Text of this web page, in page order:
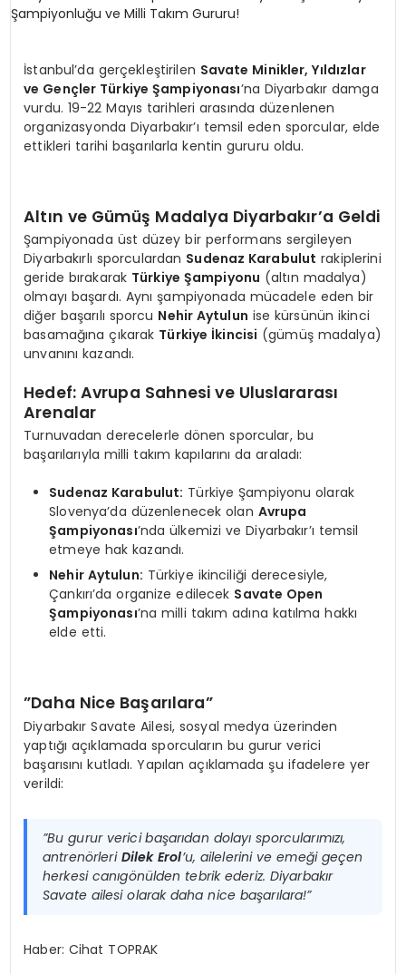
İstanbul’da gerçekleştirilen Savate Minikler, Yıldızlar
ve Gençler Türkiye Şampiyonası’na Diyarbakır damga
vurdu. 19-22 Mayıs tarihleri arasında düzenlenen
organizasyonda Diyarbakır’ı temsil eden sporcular, elde
ettikleri tarihi başarılarla kentin gururu oldu.
​Altın ve Gümüş Madalya Diyarbakır’a Geldi
​Şampiyonada üst düzey bir performans sergileyen
Diyarbakırlı sporculardan Sudenaz Karabulut rakiplerini
geride bırakarak Türkiye Şampiyonu (altın madalya)
olmayı başardı. Aynı şampiyonada mücadele eden bir
diğer başarılı sporcu Nehir Aytulun ise kürsünün ikinci
basamağına çıkarak Türkiye İkincisi (gümüş madalya)
unvanını kazandı.
​Hedef: Avrupa Sahnesi ve Uluslararası
Arenalar
​Turnuvadan derecelerle dönen sporcular, bu
başarılarıyla milli takım kapılarını da araladı:
Sudenaz Karabulut: Türkiye Şampiyonu olarak
Slovenya’da düzenlenecek olan Avrupa
Şampiyonası’nda ülkemizi ve Diyarbakır’ı temsil
etmeye hak kazandı.
Nehir Aytulun: Türkiye ikinciliği derecesiyle,
Çankırı’da organize edilecek Savate Open
Şampiyonası’na milli takım adına katılma hakkı
elde etti.
​”Daha Nice Başarılara”
​Diyarbakır Savate Ailesi, sosyal medya üzerinden
yaptığı açıklamada sporcuların bu gurur verici
başarısını kutladı. Yapılan açıklamada şu ifadelere yer
verildi:
​”Bu gurur verici başarıdan dolayı sporcularımızı,
antrenörleri Dilek Erol’u, ailelerini ve emeği geçen
herkesi canıgönülden tebrik ederiz. Diyarbakır
Savate ailesi olarak daha nice başarılara!”
Haber: Cihat TOPRAK